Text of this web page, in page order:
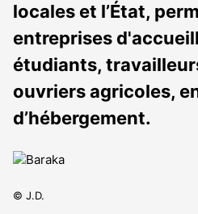
locales et l’État,
entreprises
étudiants,
ouvriers agricoles,
d’hébergement.
© J.D.